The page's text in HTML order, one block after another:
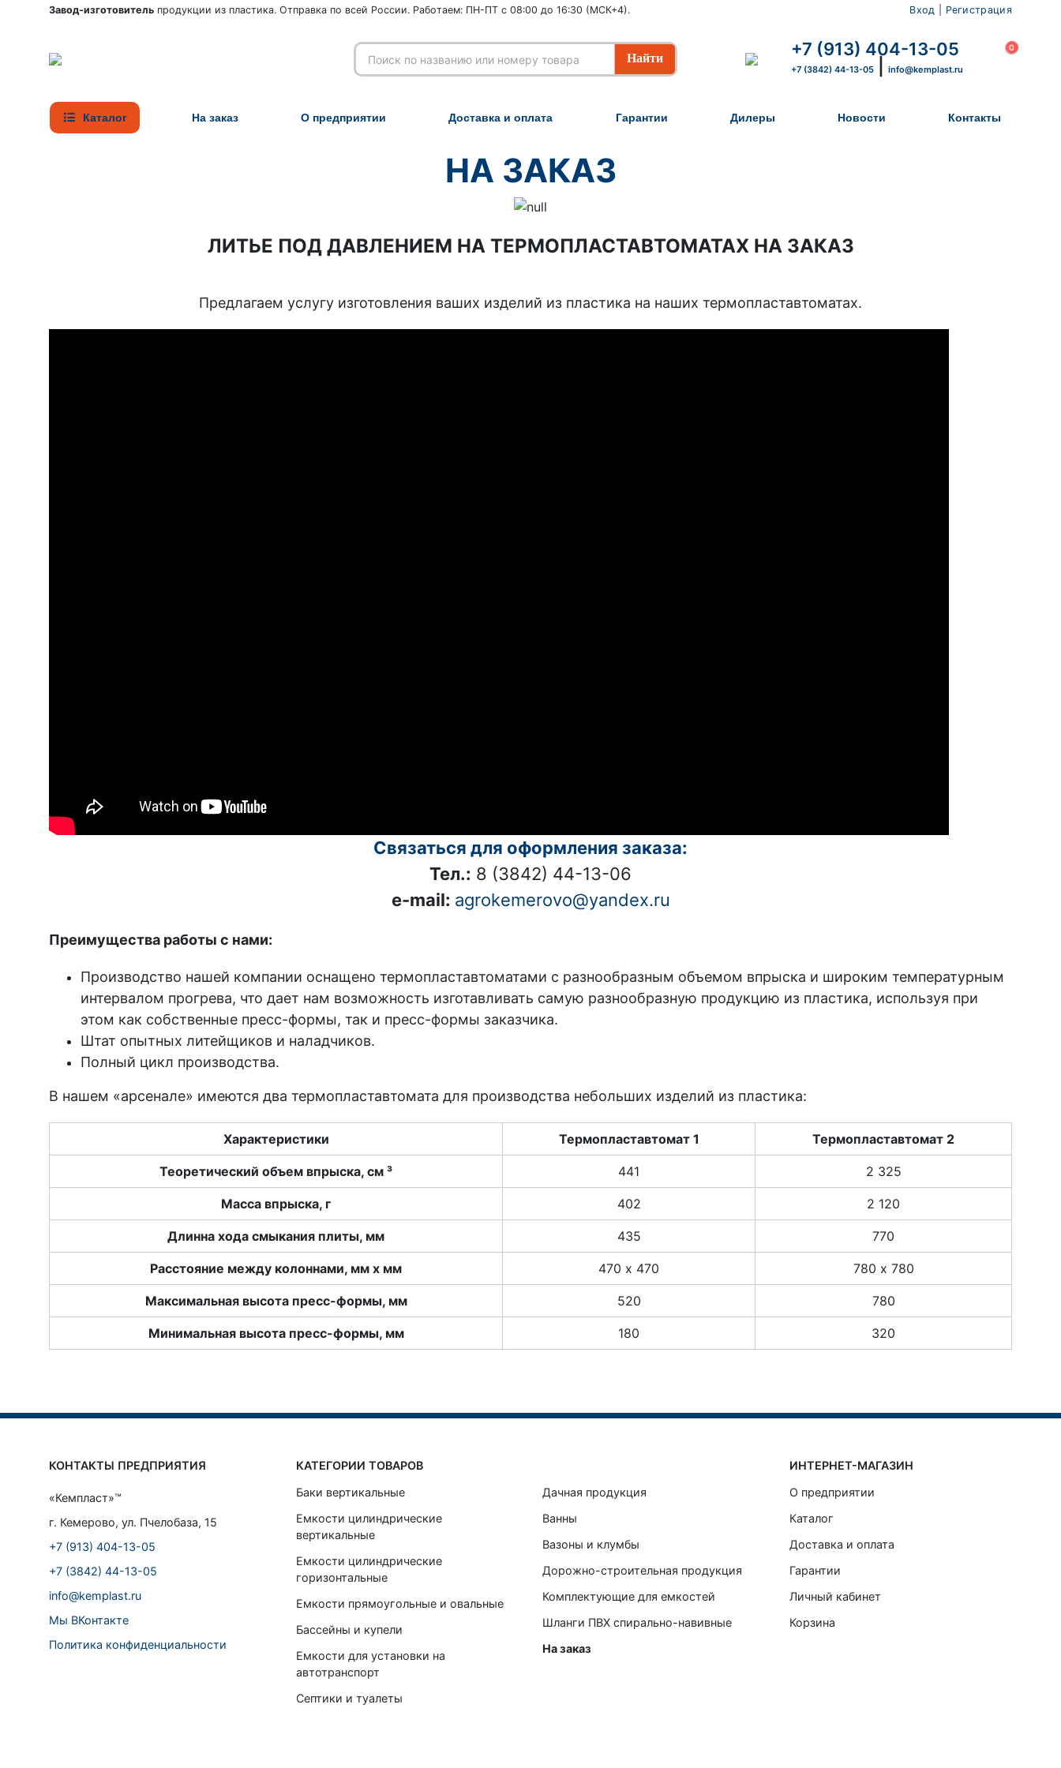
Завод-изготовитель продукции из пластика. Отправка по всей России. Работаем: ПН-ПТ с 08:00 до 16:30 (МСК+4). Вход | Регистрация
+7 (913) 404-13-05
+7 (3842) 44-13-05| info@kemplast.ru
0
Каталог На заказ О предприятии Доставка и оплата Гарантии Дилеры Новости Контакты
НА ЗАКАЗ
ЛИТЬЕ ПОД ДАВЛЕНИЕМ НА ТЕРМОПЛАСТАВТОМАТАХ НА ЗАКАЗ
Предлагаем услугу изготовления ваших изделий из пластика на наших термопластавтоматах.
Связаться для оформления заказа:
Тел.: 8 (3842) 44-13-06
e-mail: agrokemerovo@yandex.ru
Преимущества работы с нами:
Производство нашей компании оснащено термопластавтоматами с разнообразным объемом впрыска и широким температурным
интервалом прогрева, что дает нам возможность изготавливать самую разнообразную продукцию из пластика, используя при
этом как собственные пресс-формы, так и пресс-формы заказчика.
Штат опытных литейщиков и наладчиков.
Полный цикл производства.
В нашем «арсенале» имеются два термопластавтомата для производства небольших изделий из пластика:
Характеристики Термопластавтомат 1 Термопластавтомат 2
Теоретический объем впрыска, см ³ 441 2 325
Масса впрыска, г 402 2 120
Длинна хода смыкания плиты, мм 435 770
Расстояние между колоннами, мм х мм 470 х 470 780 х 780
Максимальная высота пресс-формы, мм 520 780
Минимальная высота пресс-формы, мм 180 320
КОНТАКТЫ ПРЕДПРИЯТИЯ
«Кемпласт»™
г. Кемерово, ул. Пчелобаза, 15
+7 (913) 404-13-05
+7 (3842) 44-13-05
info@kemplast.ru
Мы ВКонтакте
Политика конфиденциальности
КАТЕГОРИИ ТОВАРОВ
Баки вертикальные
Емкости цилиндрические
вертикальные
Емкости цилиндрические
горизонтальные
Емкости прямоугольные и овальные
Бассейны и купели
Емкости для установки на
автотранспорт
Септики и туалеты
Дачная продукция
Ванны
Вазоны и клумбы
Дорожно-строительная продукция
Комплектующие для емкостей
Шланги ПВХ спирально-навивные
На заказ
ИНТЕРНЕТ-МАГАЗИН
О предприятии
Каталог
Доставка и оплата
Гарантии
Личный кабинет
Корзина